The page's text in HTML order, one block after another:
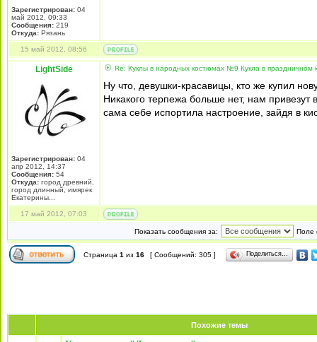
Зарегистрирован: 04
май 2012, 09:33
Сообщения: 219
Откуда: Рязань
15 май 2012, 08:56
LightSide
Зарегистрирован: 04
апр 2012, 14:37
Сообщения: 54
Откуда: город древний,
город длинный, имярек
Екатерины...
Re: Куклы в народных костюмах №9 Кукла в праздничном
Ну что, девушки-красавицы, кто же купил
Никакого терпежа больше нет, нам привезут
сама себе испортила настроение, зайдя в
17 май 2012, 07:03
Показать сообщения за: Поле
Страница 1 из 16 [ Сообщений: 305 ] Поделиться…
Похожие темы